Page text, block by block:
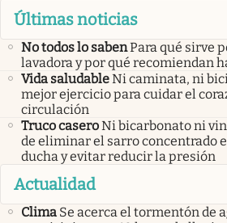
Últimas noticias
No todos lo sabenPara qué sirve
lavadora y por qué recomiendan
Vida saludableNi caminata, ni
mejor ejercicio para cuidar el
circulación
Truco caseroNi bicarbonato ni
de eliminar el sarro concentrado
ducha y evitar reducir la presión
Actualidad
Clima Se acerca el tormentón de